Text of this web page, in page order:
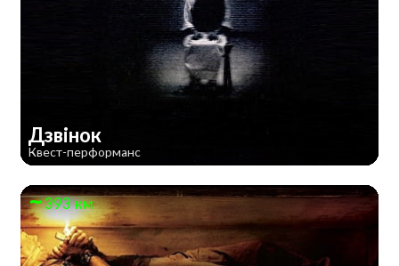
Дзвінок
Квест-перформанс
393 км